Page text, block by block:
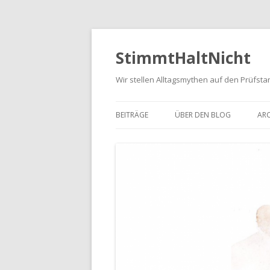
StimmtHaltNicht
Wir stellen Alltagsmythen auf den
BEITRÄGE ÜBER DEN BLOG